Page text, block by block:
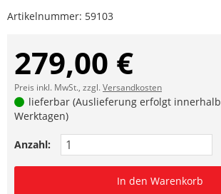
Artikelnummer: 59103
279,00 €
Preis inkl. MwSt., zzgl.Versandkosten
lieferbar (Auslieferung erfolgt
Werktagen)
Anzahl:
In den Warenkorb